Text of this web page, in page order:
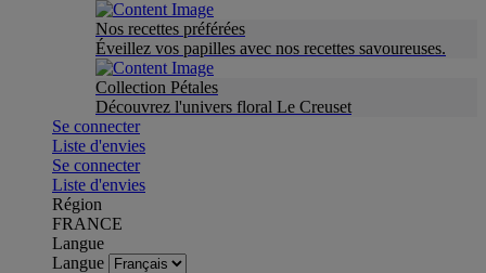
Nos recettes préférées
Éveillez vos papilles avec nos recettes savoureuses.
Collection Pétales
Découvrez l'univers floral Le Creuset
Se connecter
Liste d'envies
Se connecter
Liste d'envies
Région
FRANCE
Langue
Langue